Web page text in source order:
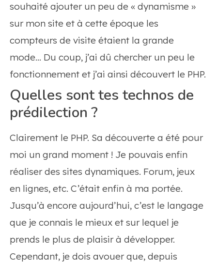
souhaité ajouter un peu de « dynamisme »
sur mon site et à cette époque les
compteurs de visite étaient la grande
mode… Du coup, j’ai dû chercher un peu le
fonctionnement et j’ai ainsi découvert le PHP.
Quelles sont tes technos de
prédilection ?
Clairement le PHP. Sa découverte a été pour
moi un grand moment ! Je pouvais enfin
réaliser des sites dynamiques. Forum, jeux
en lignes, etc. C’était enfin à ma portée.
Jusqu’à encore aujourd’hui, c’est le langage
que je connais le mieux et sur lequel je
prends le plus de plaisir à développer.
Cependant, je dois avouer que, depuis